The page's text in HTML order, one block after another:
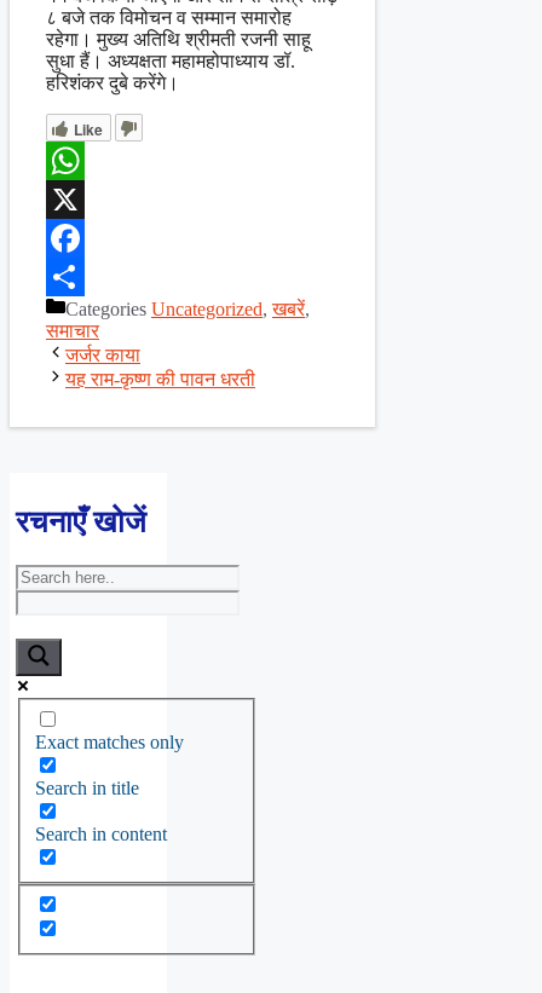
८ बजे तक विमोचन व सम्मान समारोह
रहेगा। मुख्य अतिथि श्रीमती रजनी साहू
सुधा हैं। अध्यक्षता महामहोपाध्याय डॉ.
हरिशंकर दुबे करेंगे।
Like
WhatsApp
X
Facebook
ShareCategories Uncategorized,खबरें,
समाचार
जर्जर काया
यह राम-कृष्ण की पावन धरती
रचनाएँ खोजें
Exact matches only
Search in title
Search in content